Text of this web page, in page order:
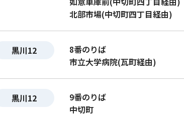
北部市場(中切町四丁目経由)
黒川12
8番のりば
市立大学病院(瓦町経由)
黒川12
9番のりば
中切町